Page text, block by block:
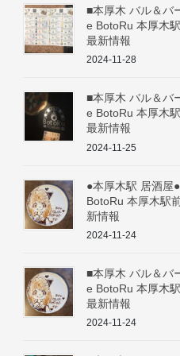
■本厚木 バル＆バ
e BotoRu 本厚木
最新情報
2024-11-28
■本厚木 バル＆バ
e BotoRu 本厚木
最新情報
2024-11-25
●本厚木駅 居酒屋
BotoRu 本厚木駅
新情報
2024-11-24
■本厚木 バル＆バ
e BotoRu 本厚木
最新情報
2024-11-24